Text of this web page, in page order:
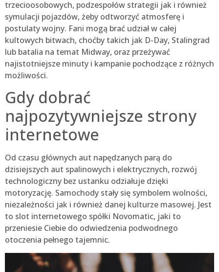
trzecioosobowych, podzespołów strategii jak i również
symulacji pojazdów, żeby odtworzyć atmosferę i
postulaty wojny. Fani mogą brać udział w całej
kultowych bitwach, choćby takich jak D-Day, Stalingrad
lub batalia na temat Midway, oraz przeżywać
najistotniejsze minuty i kampanie pochodzące z różnych
możliwości.
Gdy dobrać
najpozytywniejsze strony
internetowe
Od czasu głównych aut napędzanych parą do
dzisiejszych aut spalinowych i elektrycznych, rozwój
technologiczny bez ustanku odziałuje dzięki
motoryzację. Samochody stały się symbolem wolności,
niezależności jak i również danej kulturze masowej. Jest
to slot internetowego spółki Novomatic, jaki to
przeniesie Ciebie do odwiedzenia podwodnego
otoczenia pełnego tajemnic.